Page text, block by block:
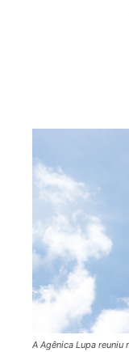
A Agênica Lupa